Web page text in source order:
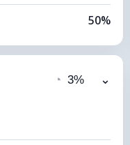
50%
12%
10 კმ
◔ 3% ⌄